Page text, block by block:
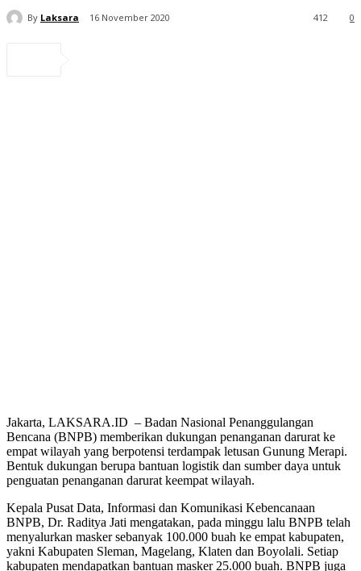
By Laksara 16 November 2020 0
412
Jakarta, LAKSARA.ID – Badan Nasional Penanggulangan
Bencana (BNPB) memberikan dukungan penanganan darurat ke
empat wilayah yang berpotensi terdampak letusan Gunung Merapi.
Bentuk dukungan berupa bantuan logistik dan sumber daya untuk
penguatan penanganan darurat keempat wilayah.
Kepala Pusat Data, Informasi dan Komunikasi Kebencanaan
BNPB, Dr. Raditya Jati mengatakan, pada minggu lalu BNPB telah
menyalurkan masker sebanyak 100.000 buah ke empat kabupaten,
yakni Kabupaten Sleman, Magelang, Klaten dan Boyolali. Setiap
kabupaten mendapatkan bantuan masker 25.000 buah. BNPB juga